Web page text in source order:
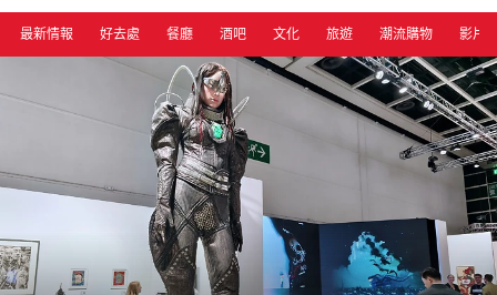
最新情報 好去處 餐廳 酒吧 文化 旅遊 潮流購物 影片